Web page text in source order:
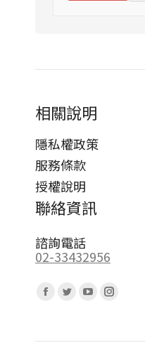
相關說明
隱私權政策
服務條款
授權說明
聯絡資訊
諮詢電話
02-33432956
Facebook
opens
Twitter
opens
YouTube
opensopens